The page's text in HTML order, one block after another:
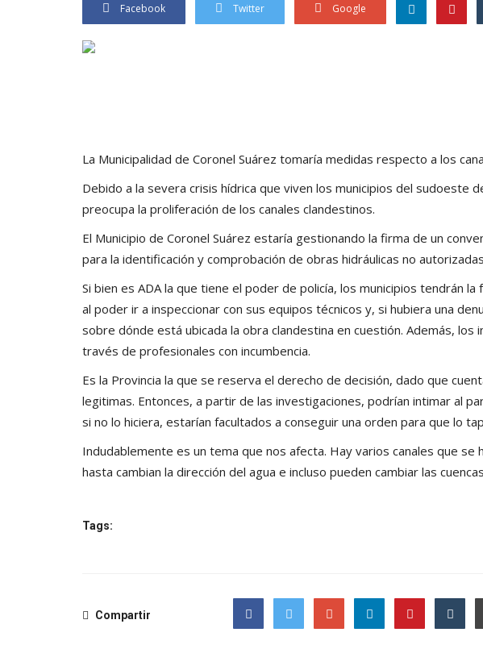
Facebook Twitter Google
La Municipalidad de Coronel Suárez tomaría medidas respecto a los
Debido a la severa crisis hídrica que viven los municipios del sudoeste
preocupa la proliferación de los canales clandestinos.
El Municipio de Coronel Suárez estaría gestionando la firma de un
para la identificación y comprobación de obras hidráulicas no autorizadas
Si bien es ADA la que tiene el poder de policía, los municipios tendrán la
al poder ir a inspeccionar con sus equipos técnicos y, si hubiera una
sobre dónde está ubicada la obra clandestina en cuestión. Además, los
través de profesionales con incumbencia.
Es la Provincia la que se reserva el derecho de decisión, dado que
legitimas. Entonces, a partir de las investigaciones, podrían intimar al
si no lo hiciera, estarían facultados a conseguir una orden para que lo
Indudablemente es un tema que nos afecta. Hay varios canales que se
hasta cambian la dirección del agua e incluso pueden cambiar las
Tags:
Compartir